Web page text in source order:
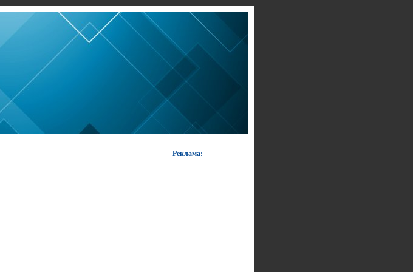
Реклама: